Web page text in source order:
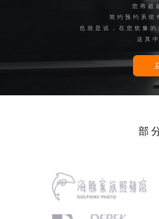
您将超
简约预约系统
也就是说，在您犹豫
这其
部